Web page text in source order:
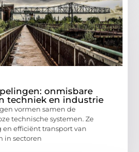
onmisbare
techniek en industrie
vormen samen de
technische systemen. Ze
en efficiënt transport van
in sectoren